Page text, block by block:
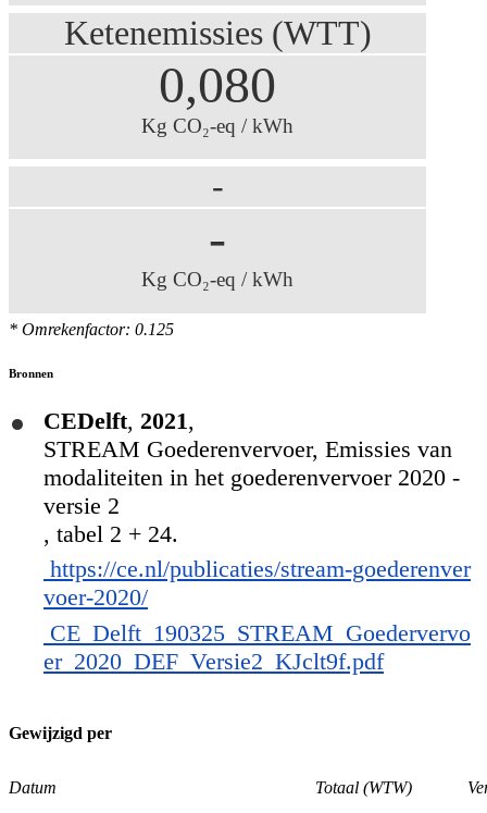
Ketenemissies (WTT)
0,080
Kg CO₂-eq / kWh
-
-
Kg CO₂-eq / kWh
* Omrekenfactor: 0.125
Bronnen
CEDelft, 2021,
STREAM Goederenvervoer, Emissies van
modaliteiten in het goederenvervoer 2020 -
versie 2
, tabel 2 + 24.
https://ce.nl/publicaties/stream-goederenver
voer-2020/
CE_Delft_190325_STREAM_Goedervervo
er_2020_DEF_Versie2_KJclt9f.pdf
Gewijzigd per
Datum Totaal (WTW)